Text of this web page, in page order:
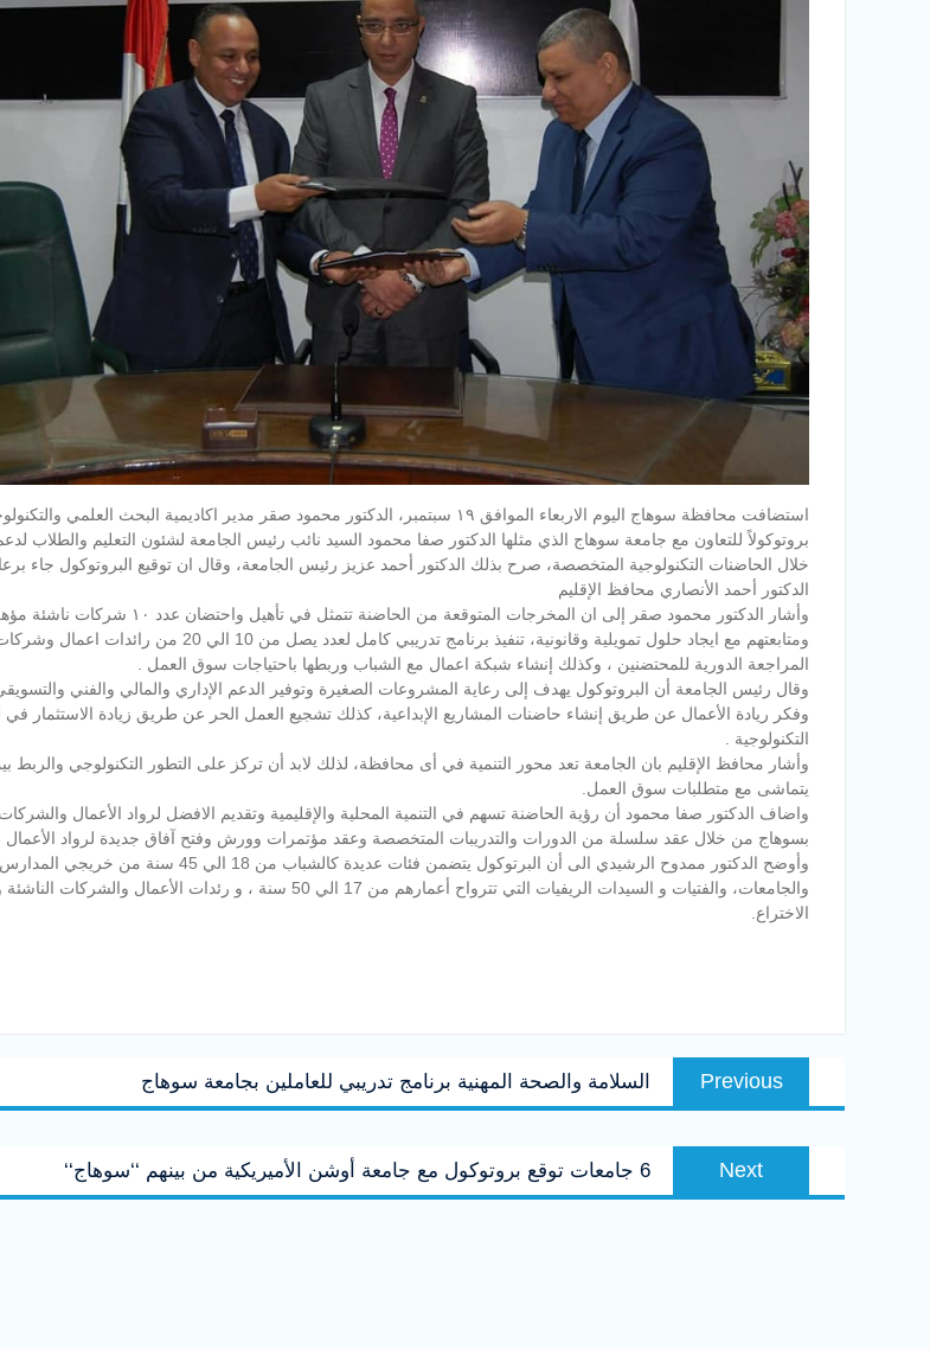
استضافت محافظة سوهاج اليوم الاربعاء الموافق ١٩ سبتمبر، الدكتور محمود صقر مدير اكاديمية البحث العلمي
بروتوكولاً للتعاون مع جامعة سوهاج الذي مثلها الدكتور صفا محمود السيد نائب رئيس الجامعة لشئون التعليم والطلاب
خلال الحاضنات التكنولوجية المتخصصة، صرح بذلك الدكتور أحمد عزيز رئيس الجامعة، وقال ان توقيع البروتوكول جاء
الدكتور أحمد الأنصاري محافظ الإقليم
و
أشار الدكتور محمود صقر إلى ان المخرجات المتوقعة من الحاضنة تتمثل في
ومتابعتهم مع ايجاد حلول تمويلية وقانونية، تنفيذ برنامج تدريبي كامل لعدد يصل من 10
المراجعة الدورية للمحتضنين ، وكذلك إنشاء شبكة اعمال مع الشباب وربطها باحتياجات سوق العمل .
وقال رئيس الجامعة أن البروتوكول يهدف إلى رعاية المشروعات الصغيرة وتوفير الدعم الإداري والمالي والفني
وفكر ريادة الأعمال عن طريق إنشاء حاضنات المشاريع الإبداعية، كذلك تشجيع العمل الحر عن طريق زيادة الاستثمار
التكنولوجية .
وأشار محافظ الإقليم بان الجامعة تعد محور التنمية في أى محافظة، لذلك لابد أن تركز على التطور التكنولوجي والربط
يتماشى مع متطلبات سوق العمل.
واضاف الدكتور صفا محمود أن رؤية الحاضنة تسهم في التنمية المحلية والإقليمية وتقديم الافضل لرواد الأعمال والشركات
بسوهاج من خلال عقد سلسلة من الدورات والتدريبات المتخصصة وعقد مؤتمرات وورش وفتح آفاق جديدة لرواد الأعمال
وأوضح الدكتور ممدوح الرشيدي الى أن البرتوكول يتضمن فئات عديدة كالشباب من 18 الي 45 سنة
والجامعات، والفتيات و السيدات الريفيات التي تترواح أعمارهم من 17 الي 50 سنة ، و رئدات
الاختراع.
تصفّح
المقالاتPrevious
Previous
post:
السلامة والصحة المهنية برنامج تدريبي للعاملين بجامعة سوهاج
Next
Next
post:
6 جامعات توقع بروتوكول مع جامعة أوشن الأميريكية من بينهم ‘‘سوهاج‘‘